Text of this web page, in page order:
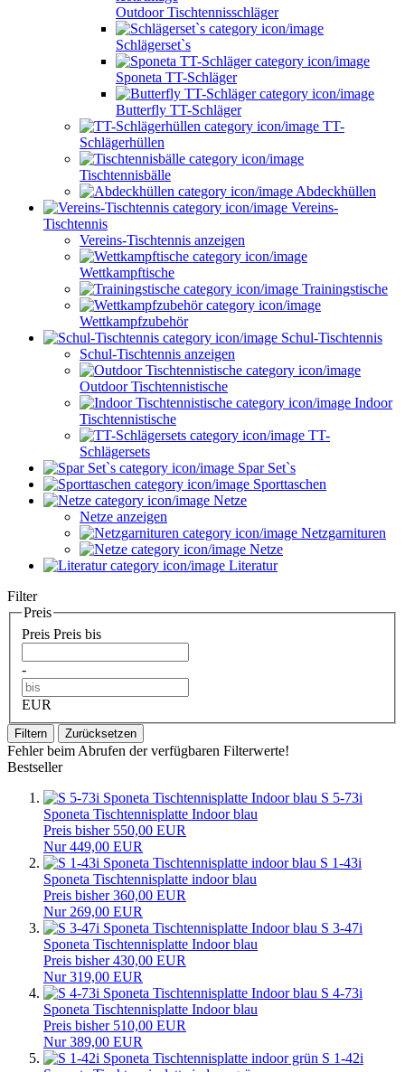
Outdoor Tischtennisschläger
Schlägerset`s
Sponeta TT-Schläger
Butterfly TT-Schläger
TT-
Schlägerhüllen
Tischtennisbälle
Abdeckhüllen
Vereins-
Tischtennis
Vereins-Tischtennis anzeigen
Wettkampftische
Trainingstische
Wettkampfzubehör
Schul-Tischtennis
Schul-Tischtennis anzeigen
Outdoor Tischtennistische
Indoor
Tischtennistische
TT-
Schlägersets
Spar Set`s
Sporttaschen
Netze
Netze anzeigen
Netzgarnituren
Netze
Literatur
Filter
Preis
Preis Preis bis
-
EUR
Filtern Zurücksetzen
Fehler beim Abrufen der verfügbaren Filterwerte!
Bestseller
S 5-73i
Sponeta Tischtennisplatte Indoor blau
Preis bisher 550,00 EUR
Nur 449,00 EUR
S 1-43i
Sponeta Tischtennisplatte indoor blau
Preis bisher 360,00 EUR
Nur 269,00 EUR
S 3-47i
Sponeta Tischtennisplatte Indoor blau
Preis bisher 430,00 EUR
Nur 319,00 EUR
S 4-73i
Sponeta Tischtennisplatte Indoor blau
Preis bisher 510,00 EUR
Nur 389,00 EUR
S 1-42i